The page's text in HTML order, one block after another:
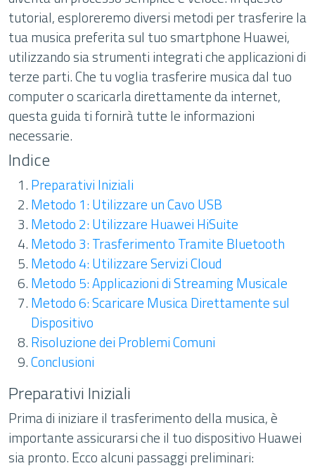
tutorial, esploreremo diversi metodi per trasferire la
tua musica preferita sul tuo smartphone Huawei,
utilizzando sia strumenti integrati che applicazioni di
terze parti. Che tu voglia trasferire musica dal tuo
computer o scaricarla direttamente da internet,
questa guida ti fornirà tutte le informazioni
necessarie.
Indice
Preparativi Iniziali
Metodo 1: Utilizzare un Cavo USB
Metodo 2: Utilizzare Huawei HiSuite
Metodo 3: Trasferimento Tramite Bluetooth
Metodo 4: Utilizzare Servizi Cloud
Metodo 5: Applicazioni di Streaming Musicale
Metodo 6: Scaricare Musica Direttamente sul
Dispositivo
Risoluzione dei Problemi Comuni
Conclusioni
Preparativi Iniziali
Prima di iniziare il trasferimento della musica, è
importante assicurarsi che il tuo dispositivo Huawei
sia pronto. Ecco alcuni passaggi preliminari: